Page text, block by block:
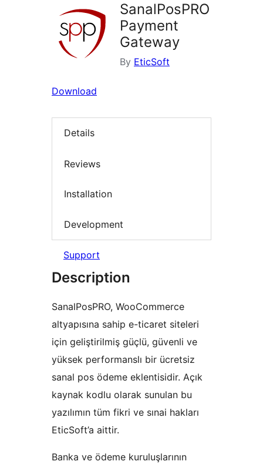
SanalPosPRO
Payment
Gateway
By EticSoft
Download
Details
Reviews
Installation
Development
Support
Description
SanalPosPRO, WooCommerce
altyapısına sahip e-ticaret siteleri
için geliştirilmiş güçlü, güvenli ve
yüksek performanslı bir ücretsiz
sanal pos ödeme eklentisidir. Açık
kaynak kodlu olarak sunulan bu
yazılımın tüm fikri ve sınai hakları
EticSoft’a aittir.
Banka ve ödeme kuruluşlarının